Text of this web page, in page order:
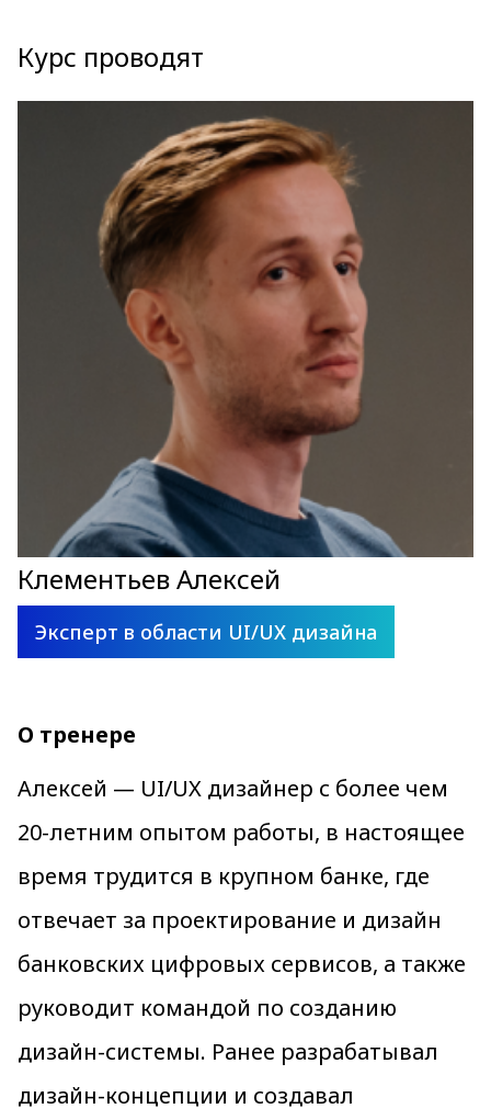
Курс проводят
Клементьев Алексей
Эксперт в области UI/UX дизайна
О тренере
Алексей — UI/UX дизайнер с более чем
20-летним опытом работы, в настоящее
время трудится в крупном банке, где
отвечает за проектирование и дизайн
банковских цифровых сервисов, а также
руководит командой по созданию
дизайн-системы. Ранее разрабатывал
дизайн-концепции и создавал